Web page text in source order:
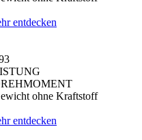
entdecken
ohne Kraftstoff
entdecken